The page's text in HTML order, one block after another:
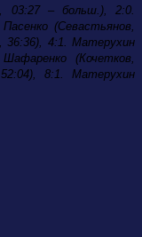
03:27 – больш.), 2:0.
(Севастьянов,
36:36), 4:1. Матерухин
(Кочетков,
8:1. Матерухин